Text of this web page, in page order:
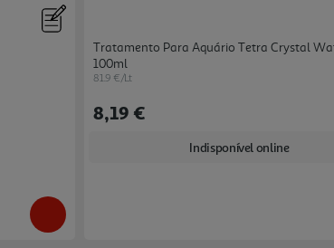
Tratamento Para Aquário Tetra Crystal
100ml
81.9 €/Lt
8,19 €
Indisponível online